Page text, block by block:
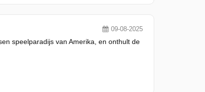
09-08-2025
speelparadijs van Amerika, en onthult de